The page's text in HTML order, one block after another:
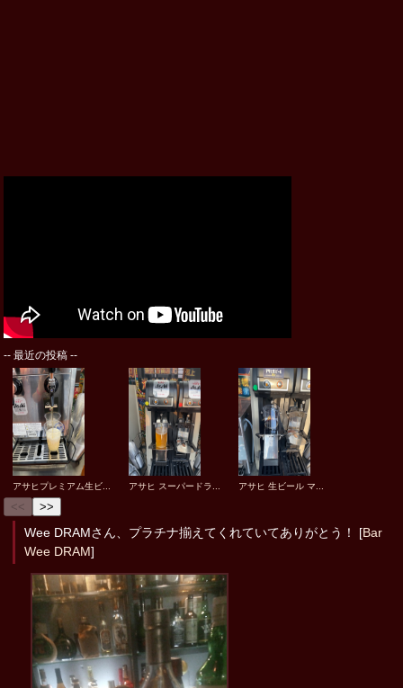
--最近の投稿 --
アサヒプレミアム生ビ... アサヒ スーパードラ... アサヒ 生ビール マ...
<< >>
Wee DRAMさん、プラチナ揃えてくれていてありがとう！ [Bar
Wee DRAM]